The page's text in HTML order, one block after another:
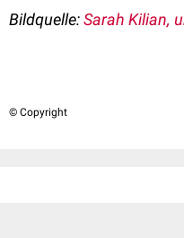
Bildquelle:Sarah Kilian,
© Copyright